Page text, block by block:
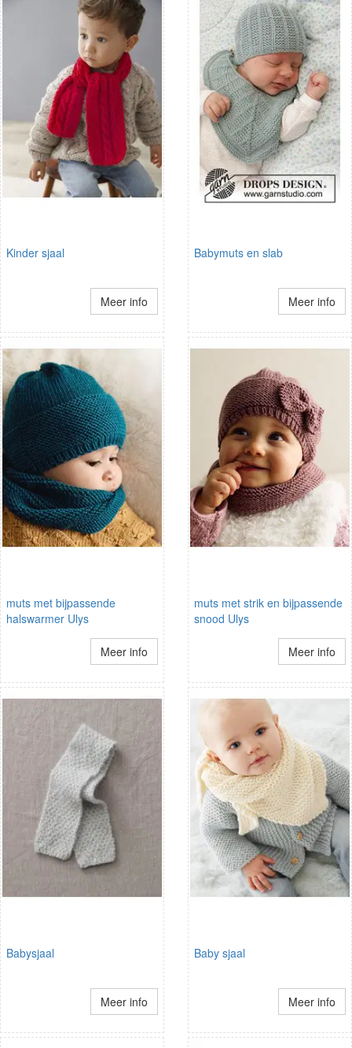
Kinder sjaal
Meer info
Babymuts en slab
Meer info
muts met bijpassende
halswarmer Ulys
Meer info
muts met strik en bijpassende
snood Ulys
Meer info
Babysjaal
Meer info
Baby sjaal
Meer info